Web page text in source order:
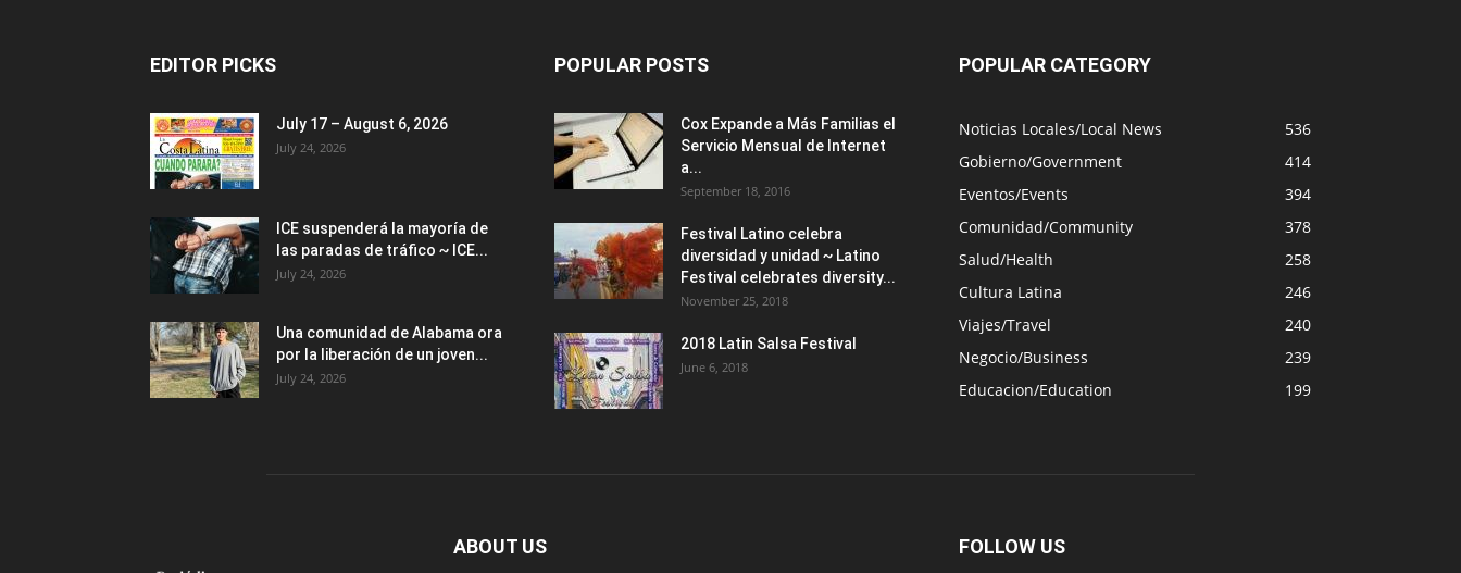
EDITOR PICKS
July 17 – August 6, 2026
July 24, 2026
ICE suspenderá la mayoría de
las paradas de tráfico ~ ICE...
July 24, 2026
Una comunidad de Alabama ora
por la liberación de un joven...
July 24, 2026
POPULAR POSTS
Cox Expande a Más Familias el
Servicio Mensual de Internet
a...
September 18, 2016
Festival Latino celebra
diversidad y unidad ~ Latino
Festival celebrates diversity...
November 25, 2018
2018 Latin Salsa Festival
June 6, 2018
POPULAR CATEGORY
Noticias Locales/Local News
536
Gobierno/Government
414
Eventos/Events
394
Comunidad/Community
378
Salud/Health
258
Cultura Latina
246
Viajes/Travel
240
Negocio/Business
239
Educacion/Education
199
ABOUT US FOLLOW US